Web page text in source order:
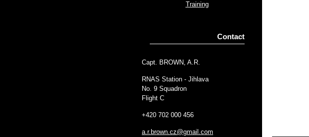
Training
Contact
Capt. BROWN, A.R.
RNAS Station - Jihlava
No. 9 Squadron
Flight C
+420 702 000 456
a.r.brown.cz@gmail.com